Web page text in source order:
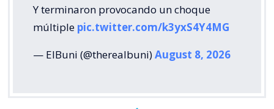
Y terminaron provocando un choque
múltiple pic.twitter.com/k3yxS4Y4MG
— ElBuni (@therealbuni)August 8, 2026